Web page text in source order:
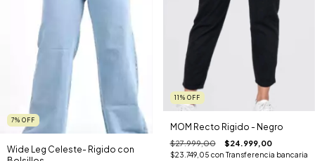
7% OFF
Wide Leg Celeste- Rigido con
11 % OFF
MOM Recto Rigido - Negro
$27.999,00 $24.999,00
$23.749,05 con Transferencia bancaria